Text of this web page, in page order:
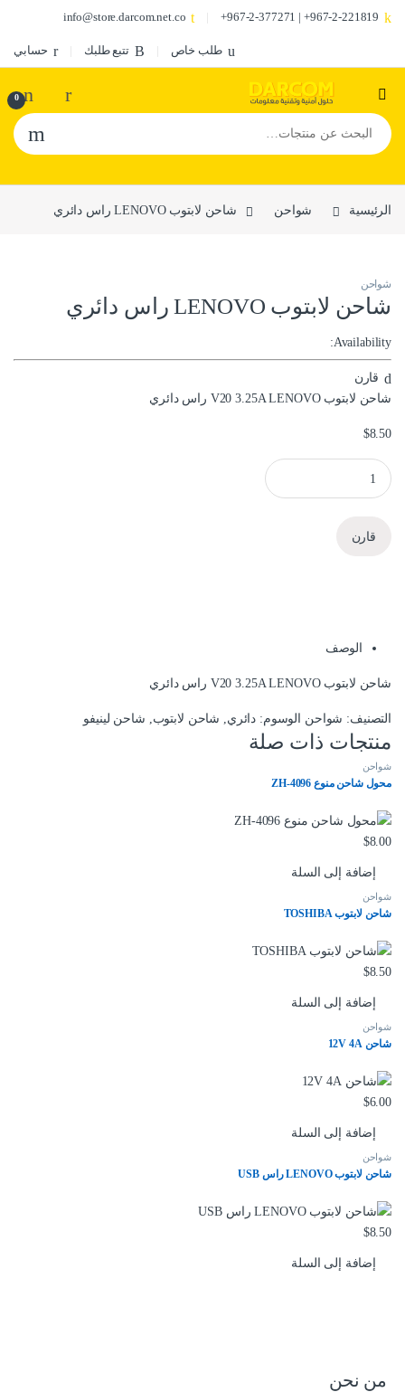
967-2-221819+ | 967-2-377271+
info@store.darcom.net.co
طلب خاص تتبع طلبك حسابي
0
البحث عن:
الرئيسية شواحن شاحن لابتوب LENOVO راس دائري
شواحن
شاحن لابتوب LENOVO راس دائري
Availability:
قارن
شاحن لابتوب V20 3.25A LENOVO راس دائري
$8.50
شاحن لابتوب LENOVO راس دائري quantity
قارن
الوصف
شاحن لابتوب V20 3.25A LENOVO راس دائري
التصنيف: شواحن الوسوم: دائري, شاحن لابتوب, شاحن لينيفو
منتجات ذات صلة
شواحن
محول شاحن منوع ZH-4096
$8.00
إضافة إلى السلة
شواحن
شاحن لابتوب TOSHIBA
$8.50
إضافة إلى السلة
شواحن
شاحن 12V 4A
$6.00
إضافة إلى السلة
شواحن
شاحن لابتوب LENOVO راس USB
$8.50
إضافة إلى السلة
من نحن